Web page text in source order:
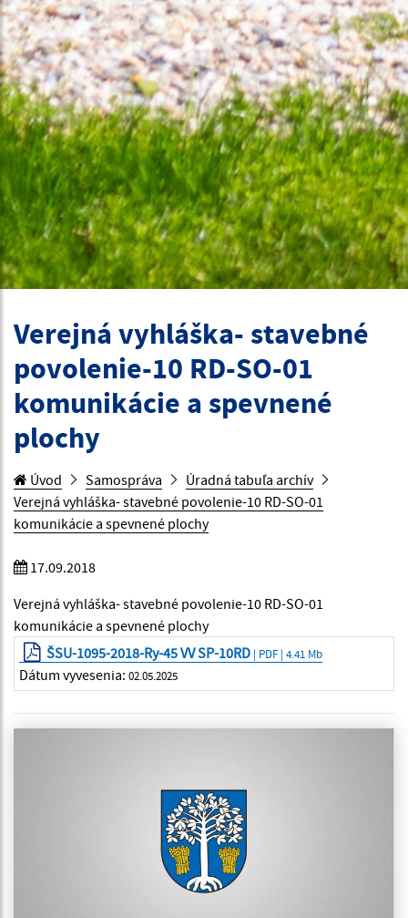
Verejná vyhláška- stavebné
povolenie-10 RD-SO-01
komunikácie a spevnené
plochy
Úvod Samospráva
Úradná tabuľa archív
Verejná vyhláška- stavebné povolenie-10 RD-SO-01
komunikácie a spevnené plochy
17.09.2018
Verejná vyhláška- stavebné povolenie-10 RD-SO-01
komunikácie a spevnené plochy
ŠSU-1095-2018-Ry-45 VV SP-10RD | PDF | 4.41 Mb
Dátum vyvesenia: 02.05.2025